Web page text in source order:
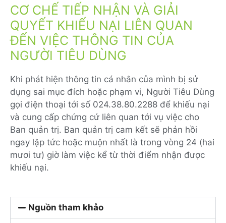
CƠ CHẾ TIẾP NHẬN VÀ GIẢI
QUYẾT KHIẾU NẠI LIÊN QUAN
ĐẾN VIỆC THÔNG TIN CỦA
NGƯỜI TIÊU DÙNG
Khi phát hiện thông tin cá nhân của mình bị sử
dụng sai mục đích hoặc phạm vi, Người Tiêu Dùng
gọi điện thoại tới số 024.38.80.2288 để khiếu nại
và cung cấp chứng cứ liên quan tới vụ việc cho
Ban quản trị. Ban quản trị cam kết sẽ phản hồi
ngay lập tức hoặc muộn nhất là trong vòng 24 (hai
mươi tư) giờ làm việc kể từ thời điểm nhận được
khiếu nại.
Nguồn tham khảo